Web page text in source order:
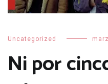
Uncategorized
Ni por